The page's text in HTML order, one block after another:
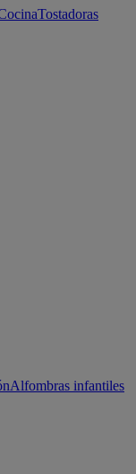
Tostadoras
Alfombras infantiles